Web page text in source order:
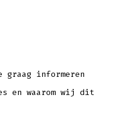
informeren
en waarom wij dit